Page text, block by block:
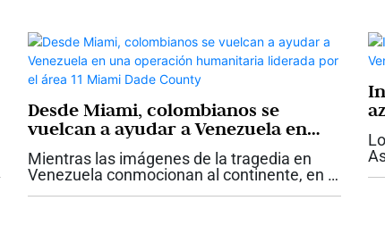
Desde Miami, colombianos se
vuelcan a ayudar a Venezuela en
una operación humanitaria
liderada por el área 11 Miami Dade
County
Mientras las imágenes de la tragedia en
Venezuela conmocionan al continente, en el
sur de la Florida comenzó a escribirse otra